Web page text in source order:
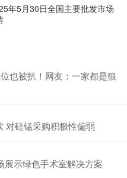
年5月30日全国主要批发市场
也被扒！网友：一家都是狠
对硅锰采购积极性偏弱
展示绿色手术室解决方案